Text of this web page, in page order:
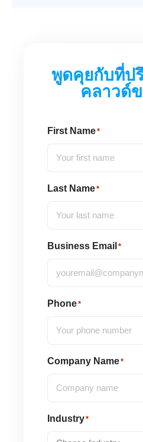
พูดคุยกับที่ป
คลาวด์ข
First Name*
Last Name*
Business Email *
Phone*
Company Name*
Industry*